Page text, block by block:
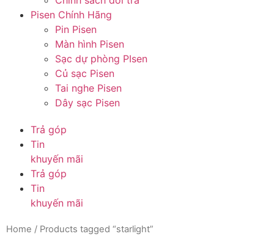
Pisen Chính Hãng
Pin Pisen
Màn hình Pisen
Sạc dự phòng PIsen
Củ sạc Pisen
Tai nghe Pisen
Dây sạc Pisen
Trả góp
Tin
khuyến mãi
Trả góp
Tin
khuyến mãi
Home / Products tagged “starlight”